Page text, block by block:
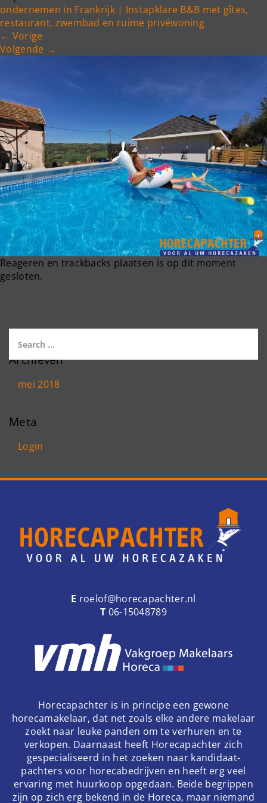
e
o
n
ondernemen in Frankrijk | Instapklare B&B met gîtes,
restaurant, zwembad en ruime privéwoning
← Vorige
Volgende →
Reageren en trackbacks plaatsen is op dit moment
gesloten.
Archieven
mei 2018
Meta
Login
E roelof@horecapachter.nl
T 06-15048789
Horecapachter is in principe een gewone
horecamakelaar, dat net zoals elke andere makelaar
zoekt naar leuke panden om te verhuren en te
verkopen. Daarnaast heeft Horecapachter zich
gespecialiseerd in het zoeken naar kandidaat-
pachters voor horecabedrijven en heeft erg veel
ervaring met huurkoop opgedaan. Beide begrippen
zijn op zich erg bekend in de Horeca, maar niemand